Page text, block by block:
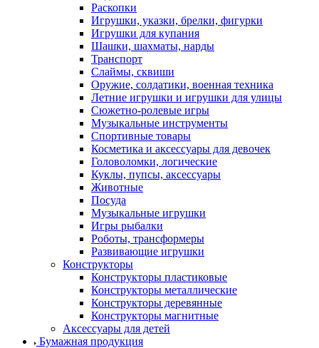
Раскопки
Игрушки, указки, брелки, фигурки
Игрушки для купания
Шашки, шахматы, нарды
Транспорт
Слаймы, сквиши
Оружие, солдатики, военная техника
Летние игрушки и игрушки для улицы
Сюжетно-ролевые игры
Музыкальные инструменты
Спортивные товары
Косметика и аксессуары для девочек
Головоломки, логические
Куклы, пупсы, аксессуары
Животные
Посуда
Музыкальные игрушки
Игры рыбалки
Роботы, трансформеры
Развивающие игрушки
Конструкторы
Конструкторы пластиковые
Конструкторы металлические
Конструкторы деревянные
Конструкторы магнитные
Аксессуары для детей
Бумажная продукция